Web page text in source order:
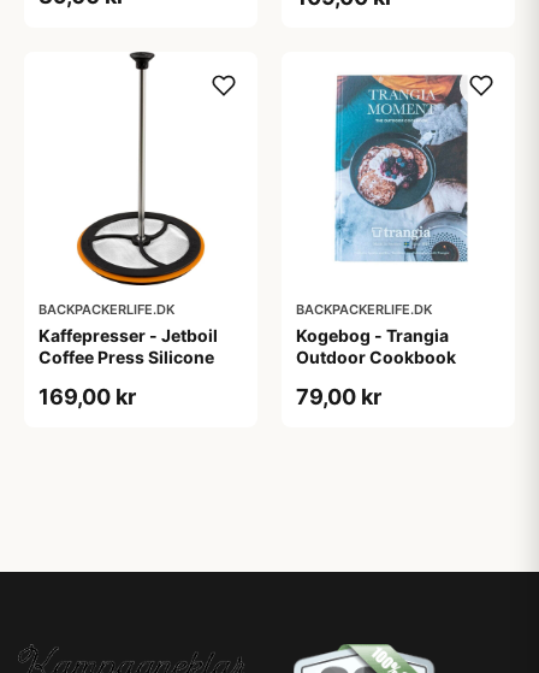
BACKPACKERLIFE.DK
Kaffepresser - Jetboil
Coffee Press Silicone
169,00 kr
BACKPACKERLIFE.DK
Kogebog - Trangia
Outdoor Cookbook
79,00 kr